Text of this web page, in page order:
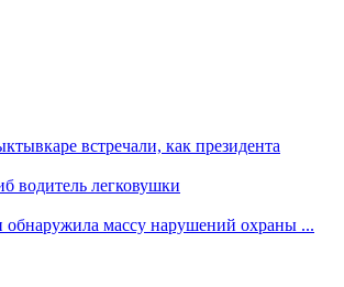
встречали, как президента
водитель легковушки
обнаружила массу нарушений охраны ...